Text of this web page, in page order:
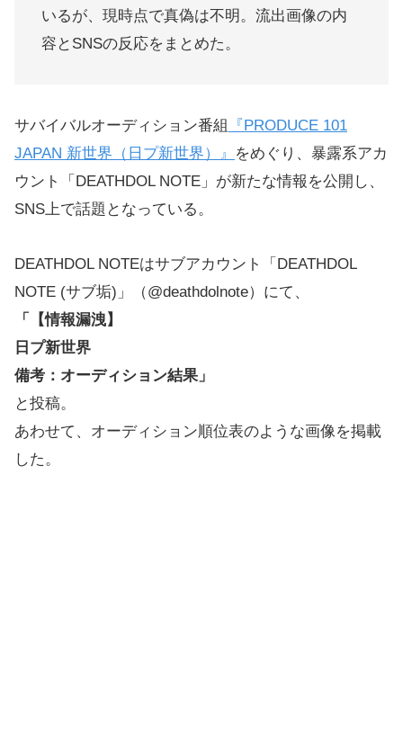
いるが、現時点で真偽は不明。流出画像の内
容とSNSの反応をまとめた。
サバイバルオーディション番組
『PRODUCE 101
JAPAN 新世界（日プ新世界）』
をめぐり、暴露系アカ
ウント「DEATHDOL NOTE」が新たな情報を公開し、
SNS上で話題となっている。
DEATHDOL NOTEはサブアカウント「DEATHDOL
NOTE (サブ垢)」（@deathdolnote）にて、
「【情報漏洩】
日プ新世界
備考：オーディション結果」
と投稿。
あわせて、オーディション順位表のような画像を掲載
した。